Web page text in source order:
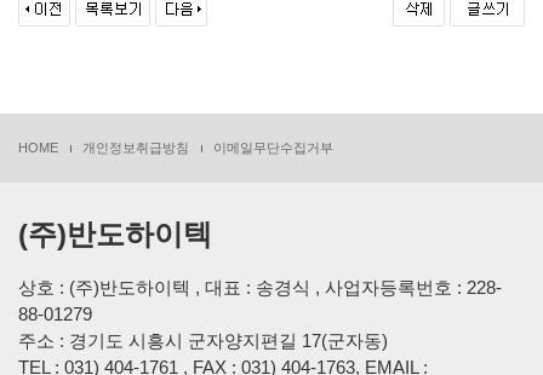
HOME 개인정보취급방침 이메일무단수집거부
(주)반도하이텍
상호 : (주)반도하이텍 , 대표 : 송경식 , 사업자등록번호 : 228-
88-01279
주소 : 경기도 시흥시 군자양지편길 17(군자동)
TEL : 031) 404-1761 , FAX : 031) 404-1763, EMAIL :